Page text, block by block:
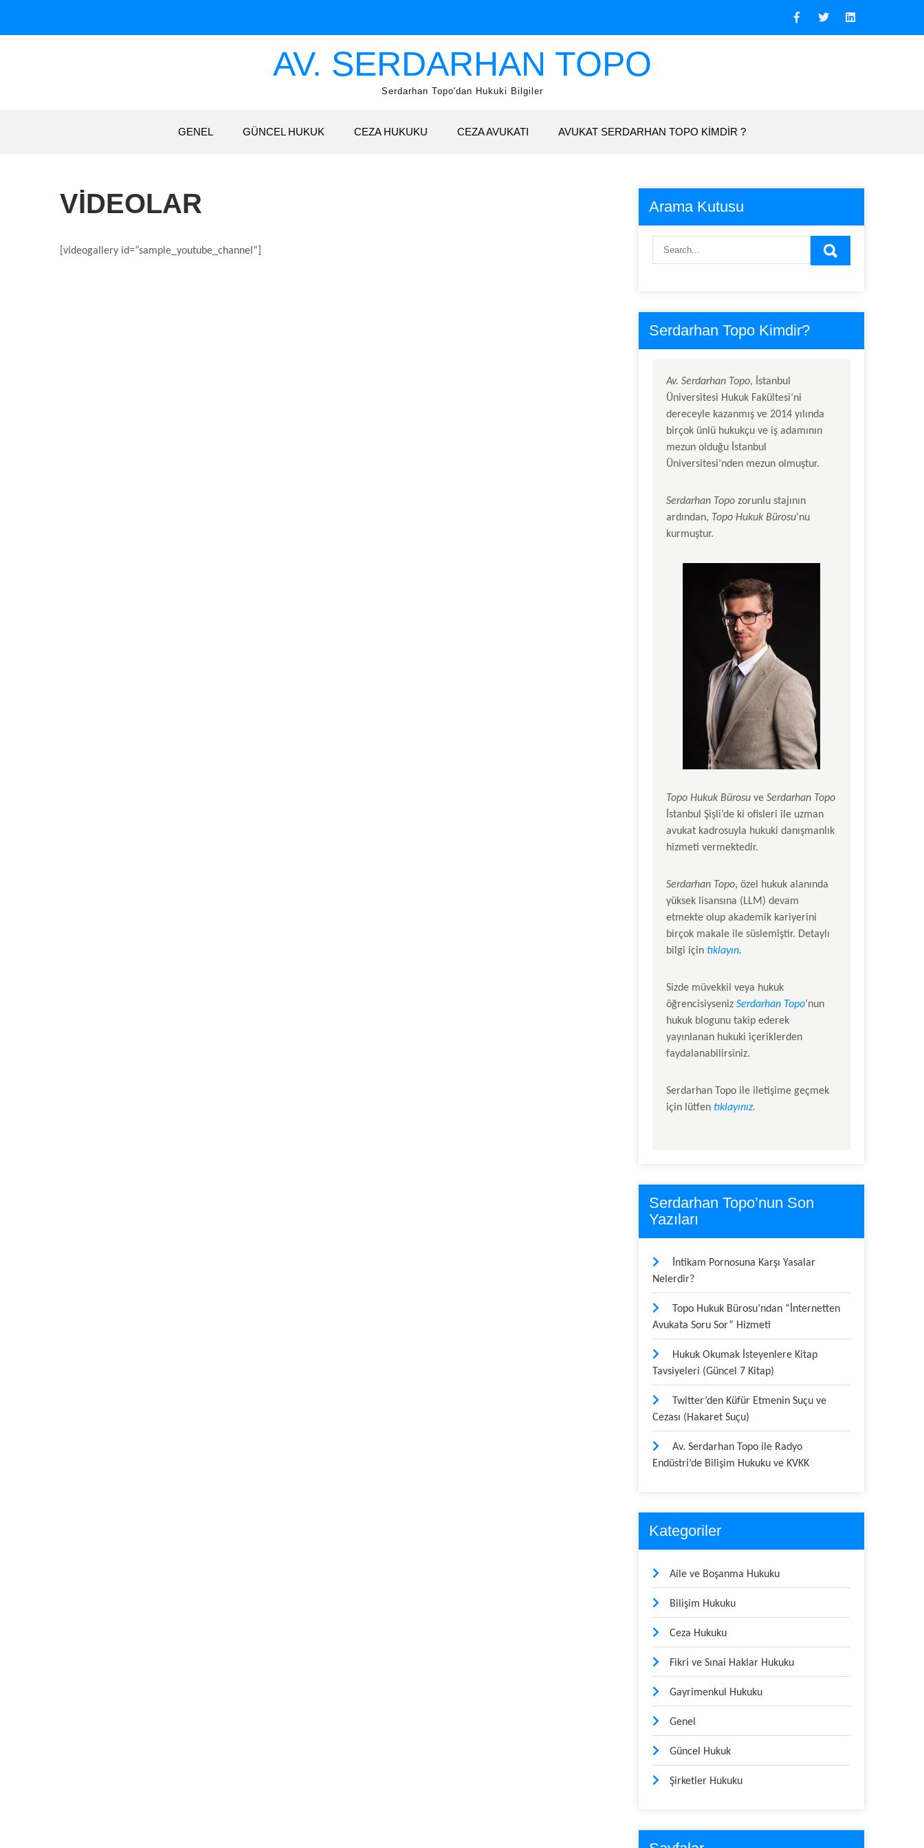
AV. SERDARHAN TOPO
Serdarhan Topo'dan Hukuki Bilgiler
GENEL GÜNCEL HUKUK CEZA HUKUKU CEZA AVUKATI AVUKAT SERDARHAN TOPO KIMDIR ?
VIDEOLAR
[videogallery id=”sample_youtube_channel”]
Arama Kutusu
Serdarhan Topo Kimdir?
Av. Serdarhan Topo, İstanbul
Üniversitesi Hukuk Fakültesi’ni
dereceyle kazanmış ve 2014 yılında
birçok ünlü hukukçu ve iş adamının
mezun olduğu İstanbul
Üniversitesi’nden mezun olmuştur.
Serdarhan Topo zorunlu stajının
ardından, Topo Hukuk Bürosu‘nu
kurmuştur.
Topo Hukuk Bürosu veSerdarhan Topo
İstanbul Şişli’de ki ofisleri ile uzman
avukat kadrosuyla hukuki danışmanlık
hizmeti vermektedir.
Serdarhan Topo, özel hukuk alanında
yüksek lisansına (LLM) devam
etmekte olup akademik kariyerini
birçok makale ile süslemiştir. Detaylı
bilgi için tıklayın.
Sizde müvekkil veya hukuk
öğrencisiysenizSerdarhan Topo‘nun
hukuk blogunu takip ederek
yayınlanan hukuki içeriklerden
faydalanabilirsiniz.
Serdarhan Topo ile iletişime geçmek
için lütfen tıklayınız.
Serdarhan Topo’nun Son
Yazıları
İntikam Pornosuna Karşı Yasalar
Nelerdir?
Topo Hukuk Bürosu’ndan “İnternetten
Avukata Soru Sor” Hizmeti
Hukuk Okumak İsteyenlere Kitap
Tavsiyeleri (Güncel 7 Kitap)
Twitter’den Küfür Etmenin Suçu ve
Cezası (Hakaret Suçu)
Av. Serdarhan Topo ile Radyo
Endüstri’de Bilişim Hukuku ve KVKK
Kategoriler
Aile ve Boşanma Hukuku
Bilişim Hukuku
Ceza Hukuku
Fikri ve Sınai Haklar Hukuku
Gayrimenkul Hukuku
Genel
Güncel Hukuk
Şirketler Hukuku